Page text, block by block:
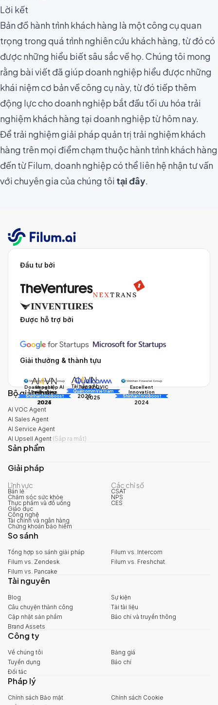
Lời kết
Bản đồ hành trình khách hàng là một công cụ quan
trọng trong quá trình nghiên cứu khách hàng, từ đó có
được những hiểu biết sâu sắc về họ. Chúng tôi mong
rằng bài viết đã giúp doanh nghiệp hiểu được những
khái niệm cơ bản về công cụ này, từ đó tiếp thêm
động lực cho doanh nghiệp bắt đầu tối ưu hóa trải
nghiệm khách hàng tại doanh nghiệp từ hôm nay.
Để trải nghiệm giải pháp quản trị trải nghiệm khách
hàng trên mọi điểm chạm thuộc hành trình khách hàng
đến từ Filum, doanh nghiệp có thể liên hệ nhận tư vấn
với chuyên gia của chúng tôi tại đây.
Đầu tư bởi
Được hỗ trợ bởi
Giải thưởng & thành tựu
Doanh nghiệp AI
triển vọng
AI Awards
2025
Tài năng AI
AI Awards
2025
Excellent
Innovation
Shinhan Innoboost
2024
Impact
Innovation
Shinhan Innoboost
2024
Top 10 QVIC
Qualcomm Vietnam
2025
Bộ giải pháp
AI VOC Agent
AI Sales Agent
AI Service Agent
AI Upsell Agent (Sắp ra mắt)
Sản phẩm
Giải pháp
Lĩnh vực
Bán lẻ
Chăm sóc sức khỏe
Thực phẩm và đồ uống
Giáo dục
Công nghệ
Tài chính và ngân hàng
Chứng khoán bảo hiểm
Các chỉ số
CSAT
NPS
CES
So sánh
Tổng hợp so sánh giải pháp
Filum vs. Intercom
Filum vs. Zendesk
Filum vs. Freshchat
Filum vs. Pancake
Tài nguyên
Blog
Sự kiện
Câu chuyện thành công
Tải tài liệu
Cập nhật sản phẩm
Báo chí và truyền thông
Brand Assets
Công ty
Về chúng tôi
Bảng giá
Tuyển dụng
Báo chí
Đối tác
Pháp lý
Chính sách Bảo mật
Chính sách Cookie